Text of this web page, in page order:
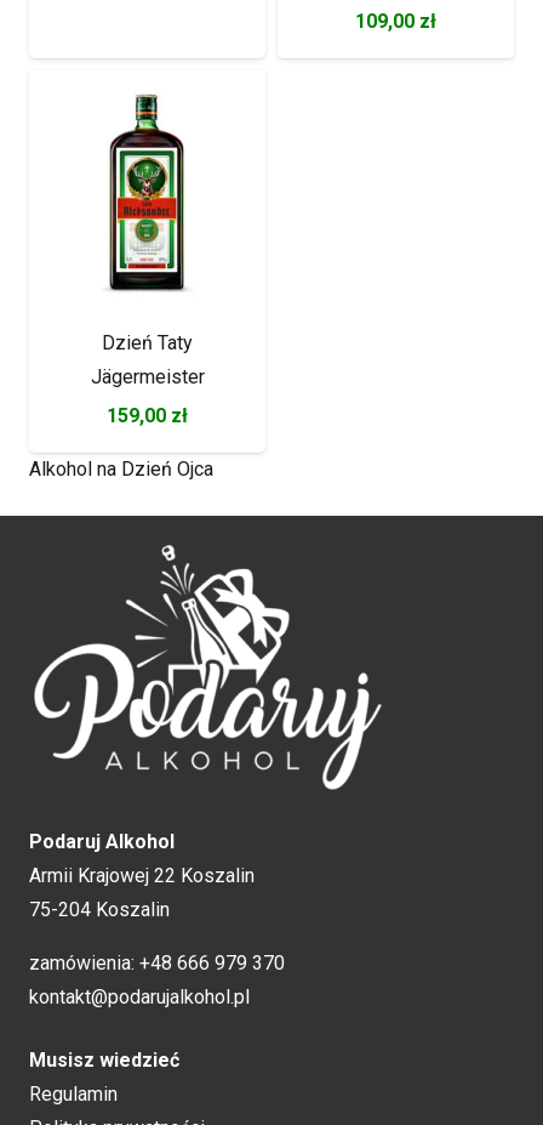
109,00 zł
Dzień Taty
Jägermeister
159,00 zł
Alkohol na Dzień Ojca
Podaruj Alkohol
Armii Krajowej 22 Koszalin
75-204 Koszalin
zamówienia: +48 666 979 370
kontakt@podarujalkohol.pl
Musisz wiedzieć
Regulamin